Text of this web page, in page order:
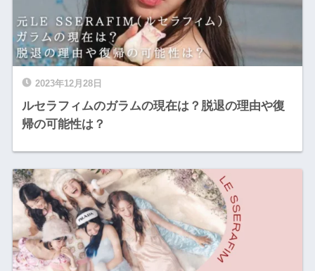
2023年12月28日
ルセラフィムのガラムの現在は？脱退の理由や復
帰の可能性は？